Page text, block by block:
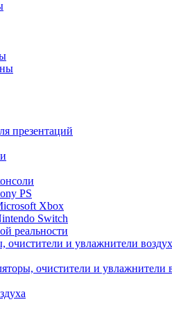
презентаций
PS
Xbox
Switch
реальности
очистители и увлажнители
очистители и увлажнители